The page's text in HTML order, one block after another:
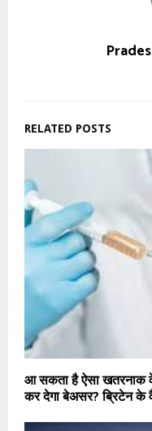
RELATED POSTS
आ सकता है ऐसा खतरनाक
कर देगा बेअसर? ब्रिटेन के